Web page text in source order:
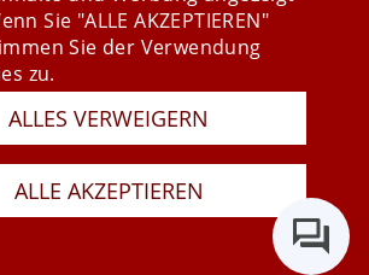
Presse
Newsletter
AGB
Datenschutz
Impressum
Sie "ALLE AKZEPTIEREN"
Sie der Verwendung
zu.
ALLES VERWEIGERN
ALLE AKZEPTIEREN